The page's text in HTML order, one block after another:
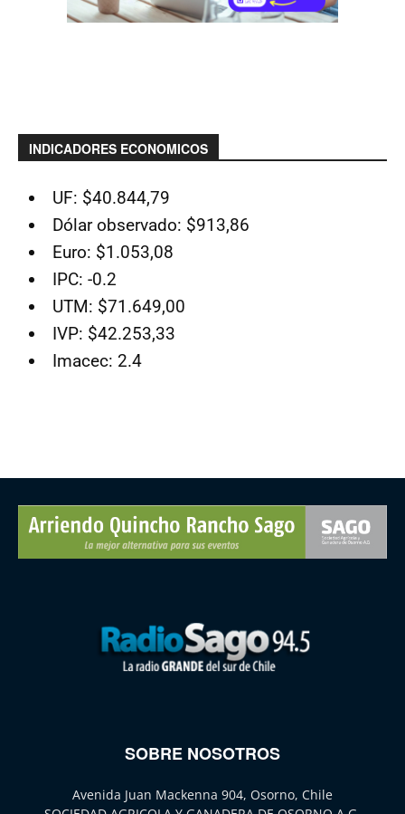
INDICADORES ECONOMICOS
UF: $40.844,79
Dólar observado: $913,86
Euro: $1.053,08
IPC: -0.2
UTM: $71.649,00
IVP: $42.253,33
Imacec: 2.4
SOBRE NOSOTROS
Avenida Juan Mackenna 904, Osorno, Chile